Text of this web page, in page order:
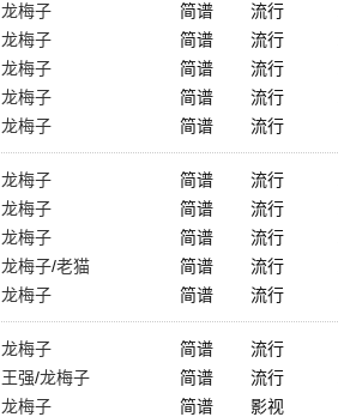
龙梅子 简谱 流行
龙梅子 简谱 流行
龙梅子 简谱 流行
龙梅子 简谱 流行
龙梅子 简谱 流行
龙梅子 简谱 流行
龙梅子 简谱 流行
龙梅子 简谱 流行
龙梅子/老猫 简谱 流行
龙梅子 简谱 流行
龙梅子 简谱 流行
王强/龙梅子 简谱 流行
龙梅子 简谱 影视